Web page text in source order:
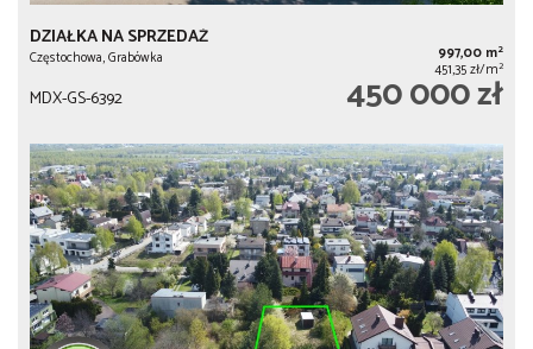
DZIAŁKA NA SPRZEDAŻ
Częstochowa, Grabówka 997,00 m2
451,35 zł/m2
MDX-GS-6392 450 000 zł